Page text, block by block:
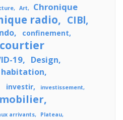
Art
Chronique
radio CIBl
confinement
courtier
19 Design
habitation
investir investissement
arrivants Plateau